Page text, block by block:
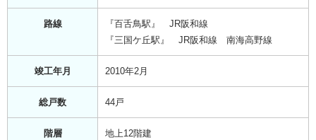
路線
『百舌鳥駅』 JR阪和線
『三国ケ丘駅』 JR阪和線 南海高野線
竣工年月 2010年2月
総戸数 44戸
階層 地上12階建